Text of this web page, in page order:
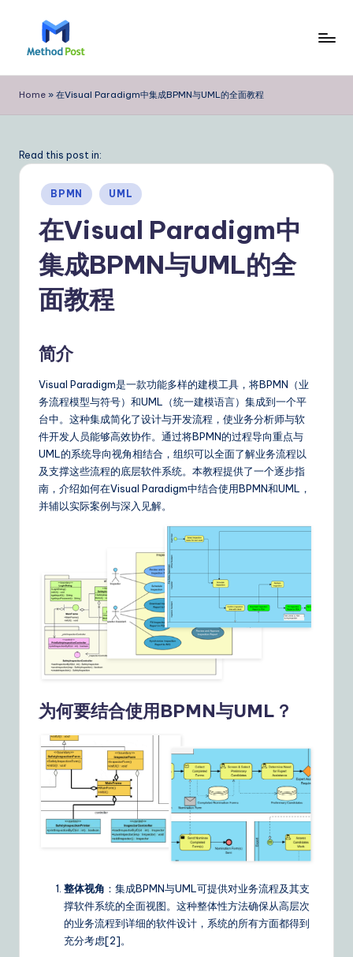
e
t
o
m
p
fi
d
C
o
D
Home » 在Visual Paradigm中集成BPMN与UML的全面教程
Read this post in:
Posted
in
BPMN UML
在Visual Paradigm中
集成BPMN与UML的全
面教程
简介
Visual Paradigm是一款功能多样的建模工具，将BPMN（业
务流程模型与符号）和UML（统一建模语言）集成到一个平
台中。这种集成简化了设计与开发流程，使业务分析师与软
件开发人员能够高效协作。通过将BPMN的过程导向重点与
UML的系统导向视角相结合，组织可以全面了解业务流程以
及支撑这些流程的底层软件系统。本教程提供了一个逐步指
南，介绍如何在Visual Paradigm中结合使用BPMN和UML，
并辅以实际案例与深入见解。
为何要结合使用BPMN与UML？
整体视角 ：集成BPMN与UML可提供对业务流程及其支
撑软件系统的全面视图。这种整体性方法确保从高层次
的业务流程到详细的软件设计，系统的所有方面都得到
充分考虑[2]。